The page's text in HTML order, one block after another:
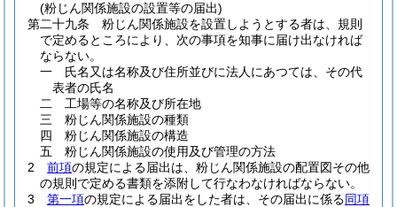
(粉じん関係施設の設置等の届出)
第二十九条
粉じん関係施設を設置しようとする者は、規則
で定めるところにより、次の事項を知事に届け出なければ
ならない。
一
氏名又は名称及び住所並びに法人にあつては、その代
表者の氏名
二
工場等の名称及び所在地
三
粉じん関係施設の種類
四
粉じん関係施設の構造
五
粉じん関係施設の使用及び管理の方法
2
前項の規定による届出は、粉じん関係施設の配置図その他
の規則で定める書類を添附して行なわなければならない。
3
第一項の規定による届出をした者は、その届出に係る同項